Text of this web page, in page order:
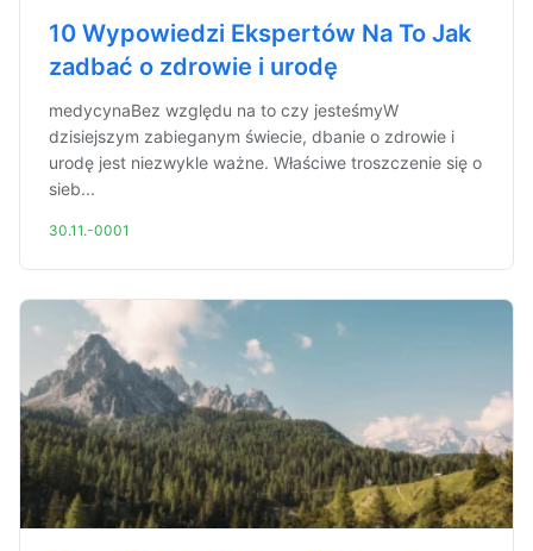
10 Wypowiedzi Ekspertów Na To Jak
zadbać o zdrowie i urodę
medycynaBez względu na to czy jesteśmyW
dzisiejszym zabieganym świecie, dbanie o zdrowie i
urodę jest niezwykle ważne. Właściwe troszczenie się o
sieb...
30.11.-0001